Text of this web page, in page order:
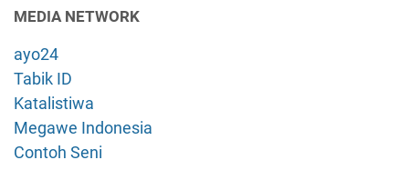
MEDIA NETWORK
ayo24
Tabik ID
Katalistiwa
Megawe Indonesia
Contoh Seni